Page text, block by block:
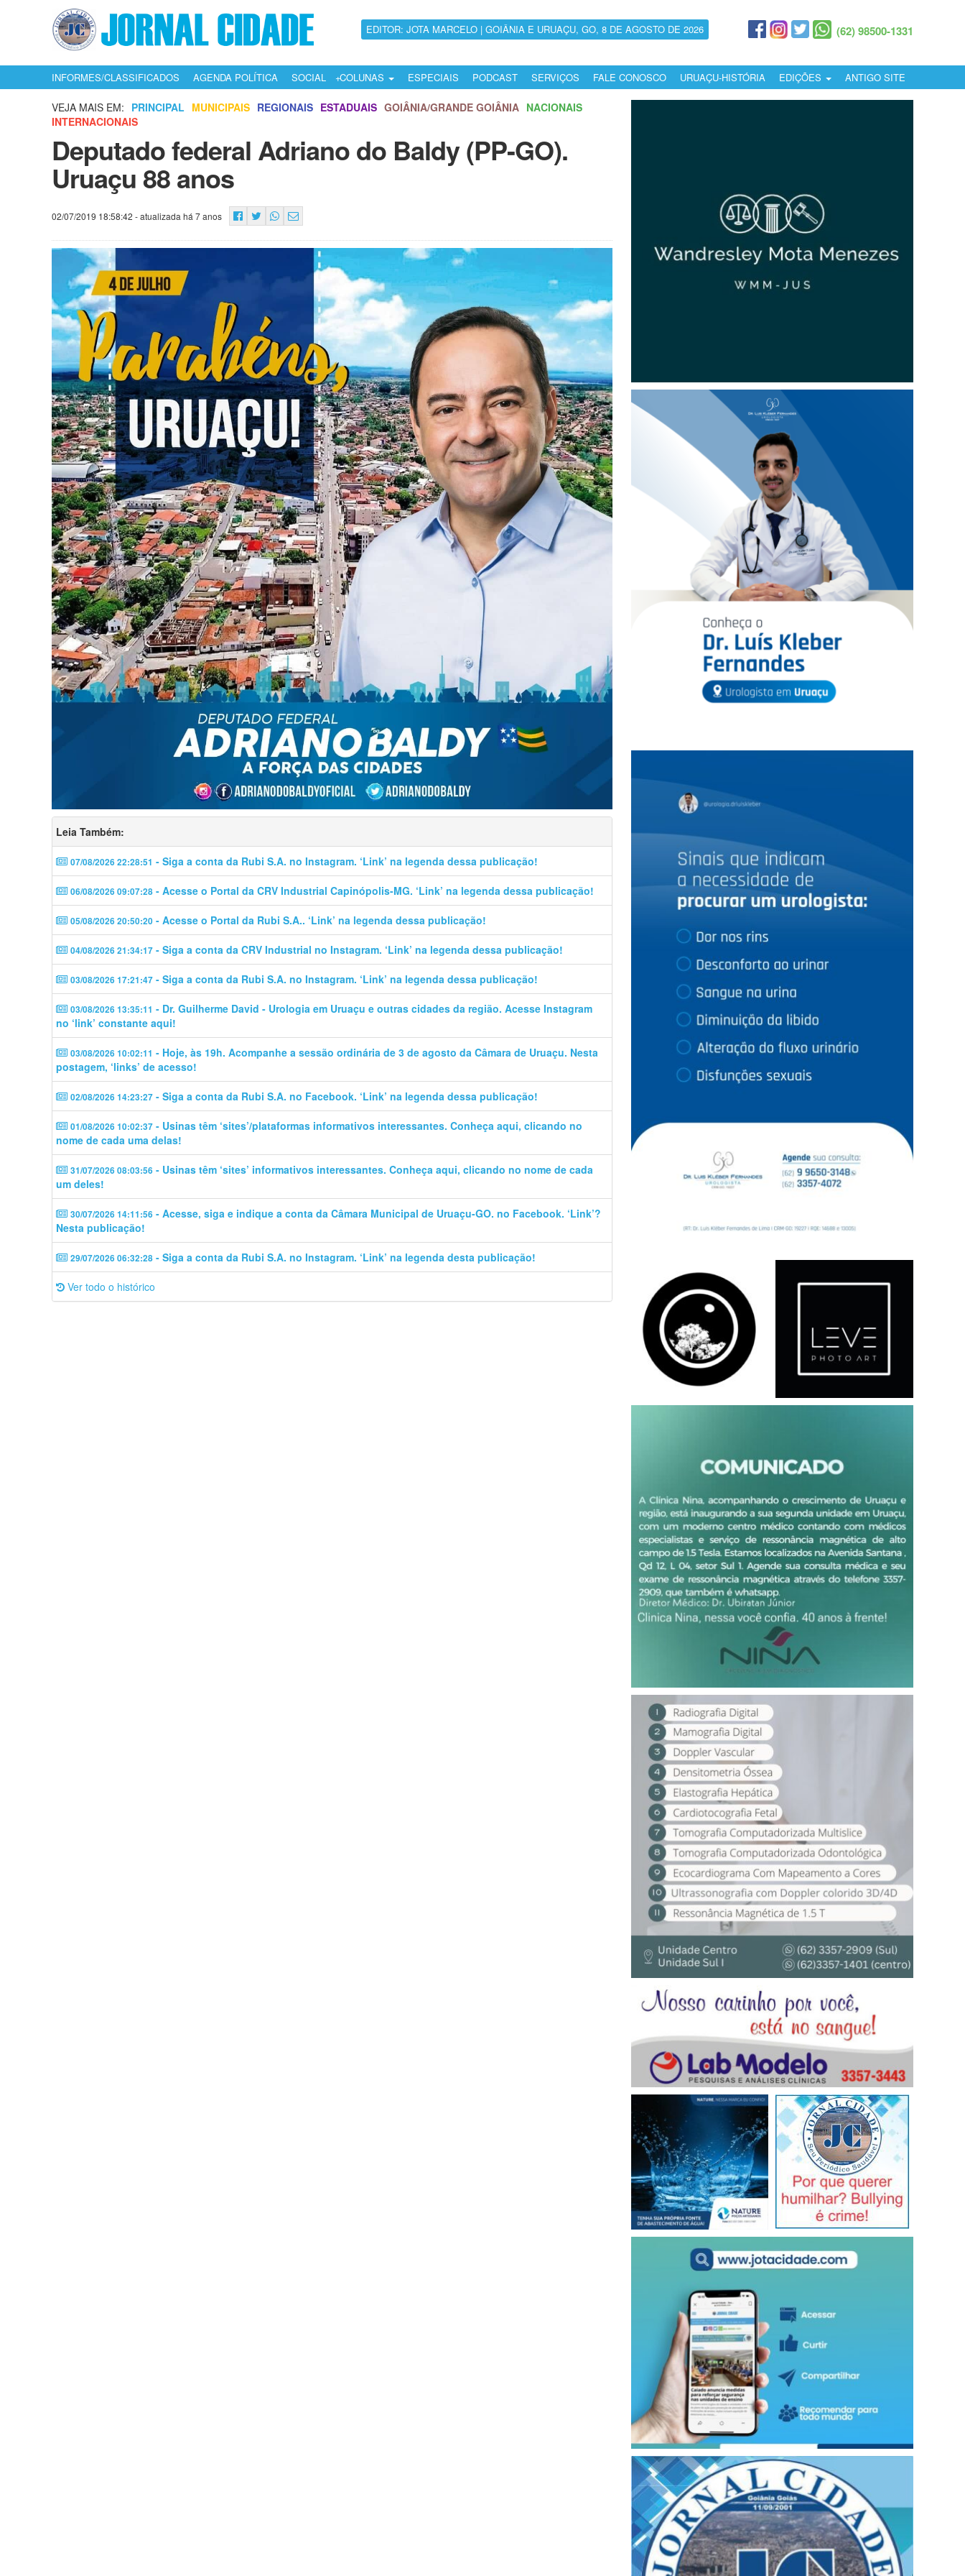
EDITOR: JOTA MARCELO | GOIÂNIA E URUAÇU, GO, 8 DE AGOSTO DE 2026 (62) 98500-1331
INFORMES/CLASSIFICADOS AGENDA POLÍTICA SOCIAL COLUNAS ESPECIAIS PODCAST SERVIÇOS FALE CONOSCO URUAÇU-HISTÓRIA EDIÇÕES ANTIGO SITE
VEJA MAIS EM: PRINCIPAL MUNICIPAIS REGIONAIS ESTADUAIS GOIÂNIA/GRANDE GOIÂNIA NACIONAIS
INTERNACIONAIS
Deputado federal Adriano do Baldy (PP-GO).
Uruaçu 88 anos
02/07/2019 18:58:42 - atualizada há 7 anos
Leia Também:
07/08/2026 22:28:51 - Siga a conta da Rubi S.A. no Instagram. ‘Link’ na legenda dessa publicação!
06/08/2026 09:07:28 - Acesse o Portal da CRV Industrial Capinópolis-MG. ‘Link’ na legenda dessa publicação!
05/08/2026 20:50:20 - Acesse o Portal da Rubi S.A.. ‘Link’ na legenda dessa publicação!
04/08/2026 21:34:17 - Siga a conta da CRV Industrial no Instagram. ‘Link’ na legenda dessa publicação!
03/08/2026 17:21:47 - Siga a conta da Rubi S.A. no Instagram. ‘Link’ na legenda dessa publicação!
03/08/2026 13:35:11 - Dr. Guilherme David - Urologia em Uruaçu e outras cidades da região. Acesse Instagram
no ‘link’ constante aqui!
03/08/2026 10:02:11 - Hoje, às 19h. Acompanhe a sessão ordinária de 3 de agosto da Câmara de Uruaçu. Nesta
postagem, ‘links’ de acesso!
02/08/2026 14:23:27 - Siga a conta da Rubi S.A. no Facebook. ‘Link’ na legenda dessa publicação!
01/08/2026 10:02:37 - Usinas têm ‘sites’/plataformas informativos interessantes. Conheça aqui, clicando no
nome de cada uma delas!
31/07/2026 08:03:56 - Usinas têm ‘sites’ informativos interessantes. Conheça aqui, clicando no nome de cada
um deles!
30/07/2026 14:11:56 - Acesse, siga e indique a conta da Câmara Municipal de Uruaçu-GO. no Facebook. ‘Link’?
Nesta publicação!
29/07/2026 06:32:28 - Siga a conta da Rubi S.A. no Instagram. ‘Link’ na legenda desta publicação!
Ver todo o histórico